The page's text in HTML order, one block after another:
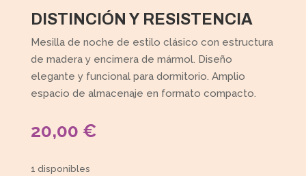
DISTINCIÓN Y RESISTENCIA
Mesilla de noche de estilo clásico con estructura
de madera y encimera de mármol. Diseño
elegante y funcional para dormitorio. Amplio
espacio de almacenaje en formato compacto.
20,00 €
1 disponibles